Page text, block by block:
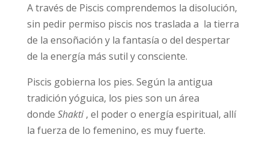
A través de Piscis comprendemos la disolución,
sin pedir permiso piscis nos traslada a la tierra
de la ensoñación y la fantasía o del despertar
de la energía más sutil y consciente.
Piscis gobierna los pies. Según la antigua
tradición yóguica, los pies son un área
donde Shakti, el poder o energía espiritual, allí
la fuerza de lo femenino, es muy fuerte.